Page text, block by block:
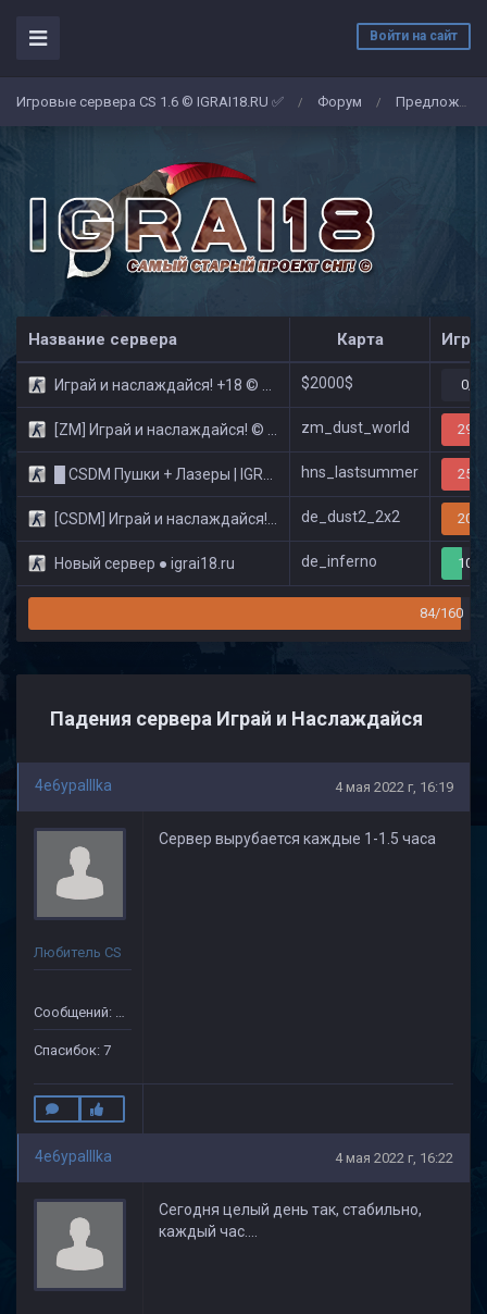
Войти на сайт
Игровые сервера CS 1.6 © IGRAI18.RU ✅ / Форум / Предложение
Название сервера Карта
Играй и наслаждайся! +18 © Public $2000$ 0/
[ZM] Играй и наслаждайся! © Zombie Show zm_dust_world 29/
█ CSDM Пушки + Лазеры | IGRAI18.RU ツ █ hns_lastsummer 25/
[CSDM] Играй и наслаждайся! © Classic de_dust2_2x2 20/
Новый сервер ● igrai18.ru de_inferno 10/
84/160
Падения сервера Играй и Наслаждайся
4e6ypaIIIka 4 мая 2022 г, 16:19
Любитель CS
Сообщений: 35
Спасибок: 7
Сервер вырубается каждые 1-1.5 часа
4e6ypaIIIka 4 мая 2022 г, 16:22
Сегодня целый день так, стабильно,
каждый час....